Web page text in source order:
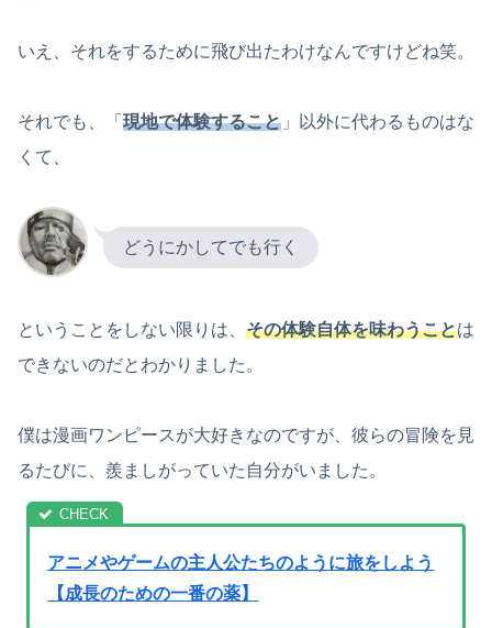
いえ、それをするために飛び出たわけなんですけどね笑。
それでも、「 現地で体験すること 」以外に代わるものはな
くて、
どうにかしてでも行く
ということをしない限りは、 その体験自体を味わうことは
できないのだとわかりました。
僕は漫画ワンピースが大好きなのですが、彼らの冒険を見
るたびに、羨ましがっていた自分がいました。
アニメやゲームの主人公たちのように旅をしよう
【成長のための一番の薬】